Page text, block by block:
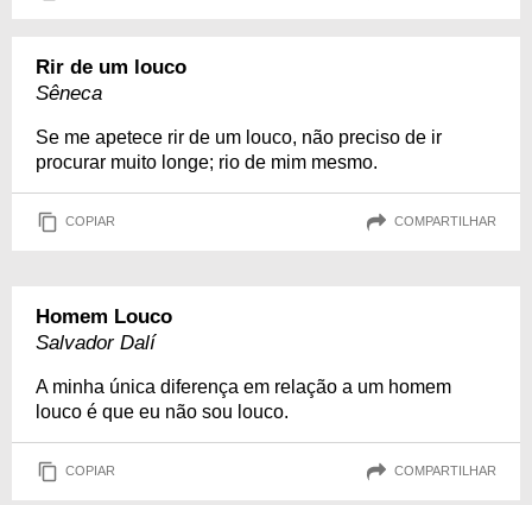
Rir de um louco
Sêneca
Se me apetece rir de um louco, não preciso de ir
procurar muito longe; rio de mim mesmo.
COPIAR COMPARTILHAR
Homem Louco
Salvador Dalí
A minha única diferença em relação a um homem
louco é que eu não sou louco.
COPIAR COMPARTILHAR